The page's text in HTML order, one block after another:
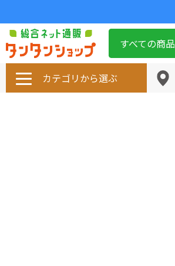
すべての商品
カテゴリから選ぶ